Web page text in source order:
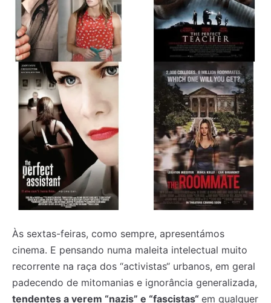
Às sextas-feiras, como sempre, apresentámos
cinema. E pensando numa maleita intelectual muito
recorrente na raça dos “activistas“ urbanos, em geral
padecendo de mitomanias e ignorância generalizada,
tendentes a verem “nazis” e “fascistas“ em qualquer